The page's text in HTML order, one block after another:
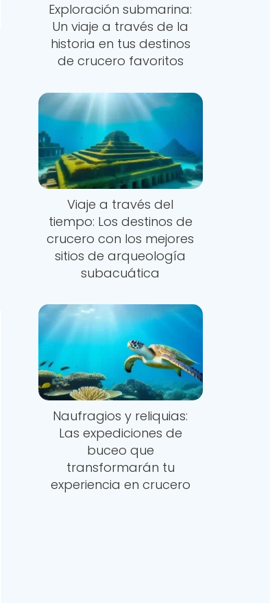
Exploración submarina:
Un viaje a través de la
historia en tus destinos
de crucero favoritos
Viaje a través del
tiempo: Los destinos de
crucero con los mejores
sitios de arqueología
subacuática
Naufragios y reliquias:
Las expediciones de
buceo que
transformarán tu
experiencia en crucero